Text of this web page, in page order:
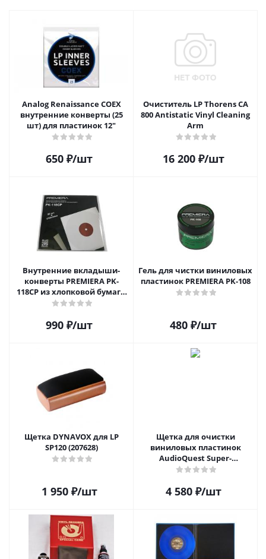
Analog Renaissance COEX
внутренние конверты (25
шт) для пластинок 12"
650 ₽/шт
Очиститель LP Thorens CA
800 Antistatic Vinyl Cleaning
Arm
16 200₽/шт
Внутренние вкладыши-
конверты PREMIERA PK-
118CP из хлопковой бумаги
для 12" виниловых
990 ₽/шт
Гель для чистки виниловых
пластинок PREMIERA PK-108
480 ₽/шт
Щетка DYNAVOX для LP
SP120 (207628)
1 950₽/шт
Щетка для очистки
виниловых пластинок
AudioQuest Super-
Conductive Anti-Static
4 580₽/шт